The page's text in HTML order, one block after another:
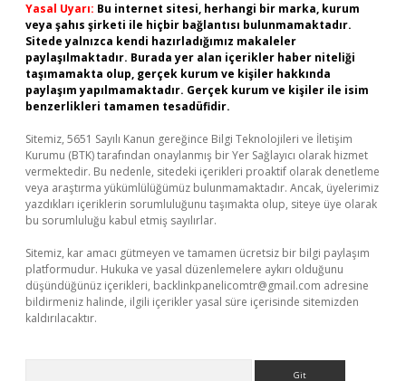
Yasal Uyarı: Bu internet sitesi, herhangi bir marka, kurum
veya şahıs şirketi ile hiçbir bağlantısı bulunmamaktadır.
Sitede yalnızca kendi hazırladığımız makaleler
paylaşılmaktadır. Burada yer alan içerikler haber niteliği
taşımamakta olup, gerçek kurum ve kişiler hakkında
paylaşım yapılmamaktadır. Gerçek kurum ve kişiler ile isim
benzerlikleri tamamen tesadüfidir.
Sitemiz, 5651 Sayılı Kanun gereğince Bilgi Teknolojileri ve İletişim
Kurumu (BTK) tarafından onaylanmış bir Yer Sağlayıcı olarak hizmet
vermektedir. Bu nedenle, sitedeki içerikleri proaktif olarak denetleme
veya araştırma yükümlülüğümüz bulunmamaktadır. Ancak, üyelerimiz
yazdıkları içeriklerin sorumluluğunu taşımakta olup, siteye üye olarak
bu sorumluluğu kabul etmiş sayılırlar.
Sitemiz, kar amacı gütmeyen ve tamamen ücretsiz bir bilgi paylaşım
platformudur. Hukuka ve yasal düzenlemelere aykırı olduğunu
düşündüğünüz içerikleri, backlinkpanelicomtr@gmail.com adresine
bildirmeniz halinde, ilgili içerikler yasal süre içerisinde sitemizden
kaldırılacaktır.